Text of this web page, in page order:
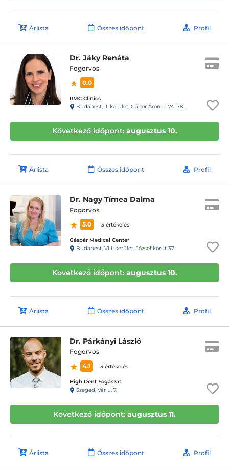
Árlista Összes időpont Profil
Dr. Jáky Renáta
Fogorvos
0.0
RMC Clinics
Budapest, II. kerület, Gábor Áron u. 74–78. III. emelet
Következő időpont: augusztus 10.
Árlista Összes időpont Profil
Dr. Nagy Tímea Dalma
Fogorvos
5.0
3 értékelés
Gáspár Medical Center
Budapest, VIII. kerület, József körút 37.
Következő időpont: augusztus 10.
Árlista Összes időpont Profil
Dr. Párkányi László
Fogorvos
4.1
3 értékelés
High Dent Fogászat
Szeged, Vár u. 7.
Következő időpont: augusztus 11.
Árlista Összes időpont Profil